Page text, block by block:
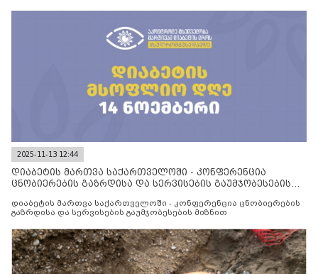
2025-11-13 12:44
დიაბეტის მართვა საქართველოში - კონფერენცია
ცნობიერების გაზრდისა და სერვისების გაუმჯობესების
დიაბეტის მართვა საქართველოში - კონფერენცია ცნობიერების
გაზრდისა და სერვისების გაუმჯობესების მიზნით